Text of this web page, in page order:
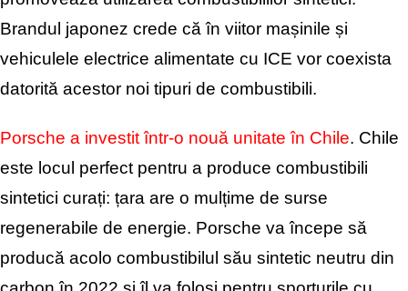
Brandul japonez crede că în viitor mașinile și
vehiculele electrice alimentate cu ICE vor coexista
datorită acestor noi tipuri de combustibili.
Porsche a investit într-o nouă unitate în Chile. Chile
este locul perfect pentru a produce combustibili
sintetici curați: țara are o mulțime de surse
regenerabile de energie. Porsche va începe să
producă acolo combustibilul său sintetic neutru din